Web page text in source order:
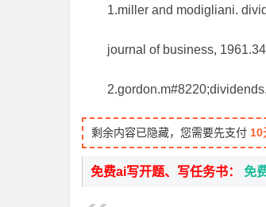
1.miller and modigliani.
journal of business,
剩余内容已隐藏，您需要先支付 10
免费ai写开题、写任务书： 免